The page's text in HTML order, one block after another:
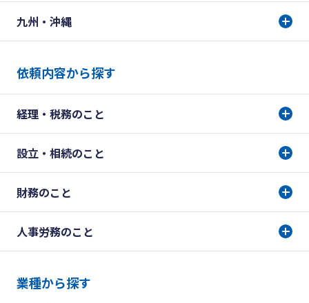
九州・沖縄
依頼内容から探す
経理・税務のこと
設立・相続のこと
財務のこと
人事労務のこと
業種から探す